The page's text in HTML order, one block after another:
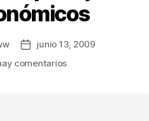
Fechajunio 13, 2009
comentariosen